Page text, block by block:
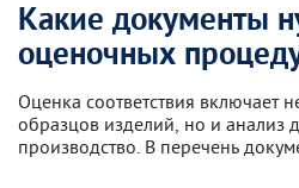
Какие документы
оценочных
Оценка соответствия включает
образцов изделий, но и анализ
производство. В перечень